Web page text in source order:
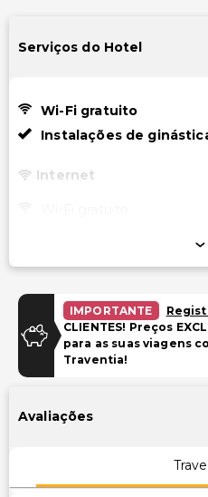
Serviços do Hotel
Wi-Fi gratuito
Instalações de
Internet
Piscina e Bem-estar
Piscina infantil
Clube infantil (gratuito)
Instalações de ginástica
IMPORTANTE
CLIENTES! Preços
para as suas viagens
Traventia!
Avaliações